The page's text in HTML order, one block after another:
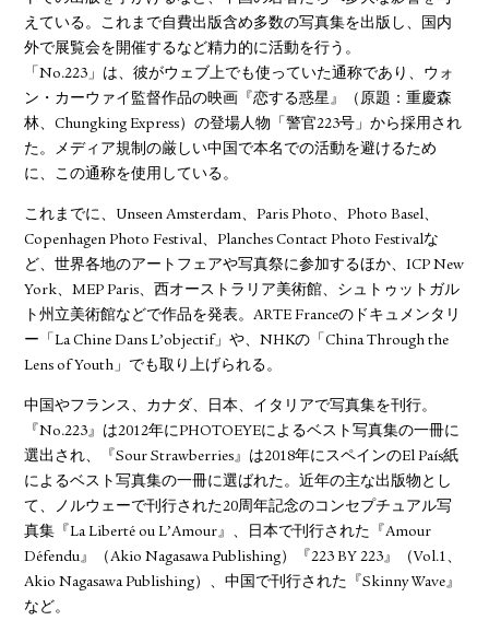
えている。これまで自費出版含め多数の写真集を出版し、国内
外で展覧会を開催するなど精力的に活動を行う。
「No.223」は、彼がウェブ上でも使っていた通称であり、ウォ
ン・カーウァイ監督作品の映画『恋する惑星』（原題：重慶森
林、Chungking Express）の登場人物「警官223号」から採用され
た。メディア規制の厳しい中国で本名での活動を避けるため
に、この通称を使用している。
これまでに、Unseen Amsterdam、Paris Photo、Photo Basel、
Copenhagen Photo Festival、Planches Contact Photo Festivalな
ど、世界各地のアートフェアや写真祭に参加するほか、ICP New
York、MEP Paris、西オーストラリア美術館、シュトゥットガル
ト州立美術館などで作品を発表。ARTE Franceのドキュメンタリ
ー「La Chine Dans L’objectif」や、NHKの「China Through the
Lens of Youth」でも取り上げられる。
中国やフランス、カナダ、日本、イタリアで写真集を刊行。
『No.223』は2012年にPHOTOEYEによるベスト写真集の一冊に
選出され、『Sour Strawberries』は2018年にスペインのEl País紙
によるベスト写真集の一冊に選ばれた。近年の主な出版物とし
て、ノルウェーで刊行された20周年記念のコンセプチュアル写
真集『La Liberté ou L’Amour』、日本で刊行された『Amour
Défendu』（Akio Nagasawa Publishing）『223 BY 223』（Vol.1、
Akio Nagasawa Publishing）、中国で刊行された『Skinny Wave』
など。